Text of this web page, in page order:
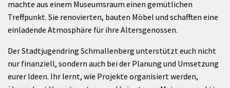
machte aus einem Museumsraum einen gemütlichen
Treffpunkt. Sie renovierten, bauten Möbel und schafften eine
einladende Atmosphäre für ihre Altersgenossen.
Der Stadtjugendring Schmallenberg unterstützt euch nicht
nur finanziell, sondern auch bei der Planung und Umsetzung
eurer Ideen. Ihr lernt, wie Projekte organisiert werden,